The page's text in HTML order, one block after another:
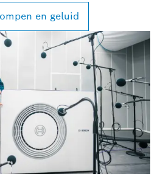
en geluid